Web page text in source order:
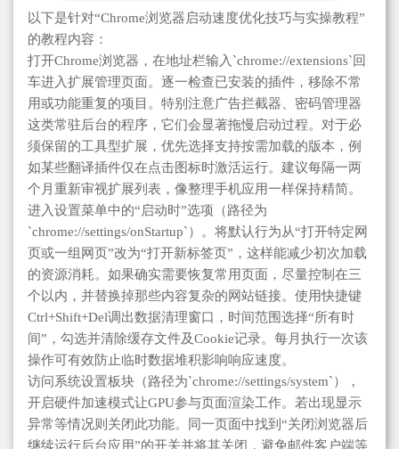
以下是针对“Chrome浏览器启动速度优化技巧与实操教程”
的教程内容：
打开Chrome浏览器，在地址栏输入`chrome://extensions`回
车进入扩展管理页面。逐一检查已安装的插件，移除不常
用或功能重复的项目。特别注意广告拦截器、密码管理器
这类常驻后台的程序，它们会显著拖慢启动过程。对于必
须保留的工具型扩展，优先选择支持按需加载的版本，例
如某些翻译插件仅在点击图标时激活运行。建议每隔一两
个月重新审视扩展列表，像整理手机应用一样保持精简。
进入设置菜单中的“启动时”选项（路径为
`chrome://settings/onStartup`）。将默认行为从“打开特定网
页或一组网页”改为“打开新标签页”，这样能减少初次加载
的资源消耗。如果确实需要恢复常用页面，尽量控制在三
个以内，并替换掉那些内容复杂的网站链接。使用快捷键
Ctrl+Shift+Del调出数据清理窗口，时间范围选择“所有时
间”，勾选并清除缓存文件及Cookie记录。每月执行一次该
操作可有效防止临时数据堆积影响响应速度。
访问系统设置板块（路径为`chrome://settings/system`），
开启硬件加速模式让GPU参与页面渲染工作。若出现显示
异常等情况则关闭此功能。同一页面中找到“关闭浏览器后
继续运行后台应用”的开关并将其关闭，避免邮件客户端等